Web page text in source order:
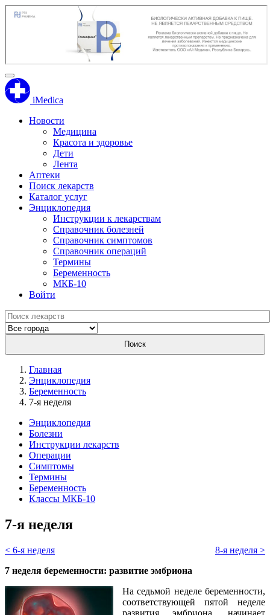
iMedica
Новости
Медицина
Красота и здоровье
Дети
Лента
Аптеки
Поиск лекарств
Каталог услуг
Энциклопедия
Инструкции к лекарствам
Справочник болезней
Справочник симптомов
Справочник операций
Термины
Беременность
МКБ-10
Войти
Поиск
Главная
Энциклопедия
Беременность
7-я неделя
Энциклопедия
Болезни
Инструкции лекарств
Операции
Симптомы
Термины
Беременность
Классы МКБ-10
7-я неделя
< 6-я неделя
8-я неделя >
7 неделя беременности: развитие эмбриона
На седьмой неделе беременности,
соответствующей пятой неделе
развития эмбриона, начинает